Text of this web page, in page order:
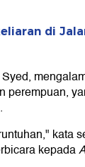
di
perempuan,
kata
kepada